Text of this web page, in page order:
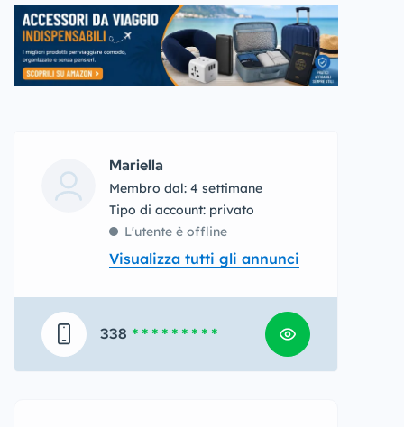
Mariella
Membro dal: 4 settimane
tipo di account: privato
L'utente è offline
Visualizza tutti gli annunci
338 * * * * * * * * *